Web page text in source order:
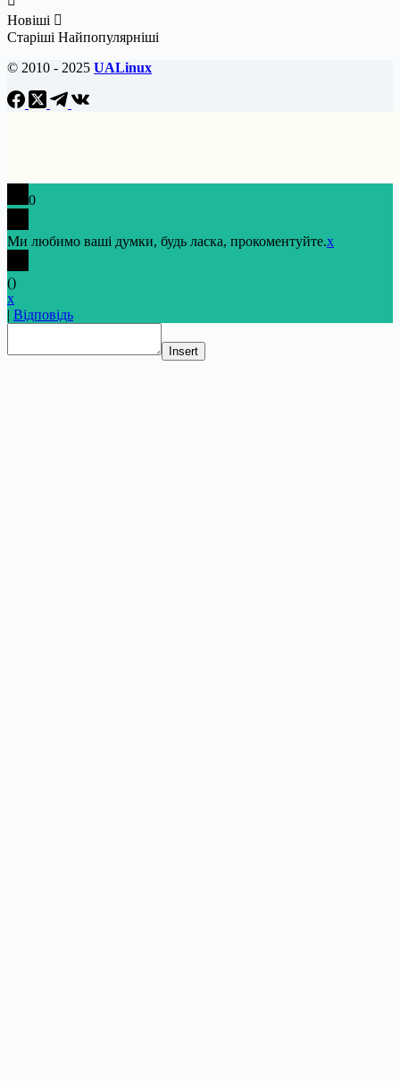
Новіші
Старіші Найпопулярніші
© 2010 - 2025 UALinux
0
Ми любимо ваші думки, будь ласка, прокоментуйте.x
()
x
| Відповідь
Insert